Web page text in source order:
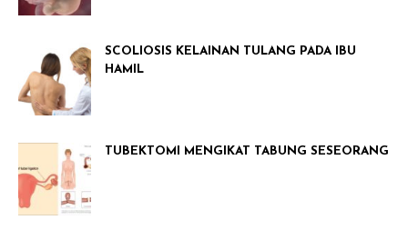
SCOLIOSIS KELAINAN TULANG PADA IBU
HAMIL
TUBEKTOMI MENGIKAT TABUNG SESEORANG